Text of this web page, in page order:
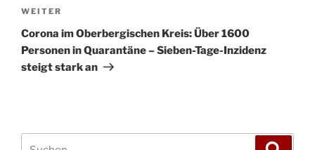
Nächster
Beitrag
WEITER
Corona im Oberbergischen Kreis: Über 1600
Personen in Quarantäne – Sieben-Tage-Inzidenz
steigt stark an